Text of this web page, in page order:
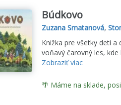
Búdkovo
Zuzana Smatanová,
Knižka pre všetky deti
voňavý čarovný les,
Zobraziť viac
🌴 Máme na sklade,